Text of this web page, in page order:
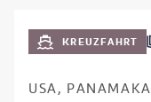
KREUZFAHRT
USA,